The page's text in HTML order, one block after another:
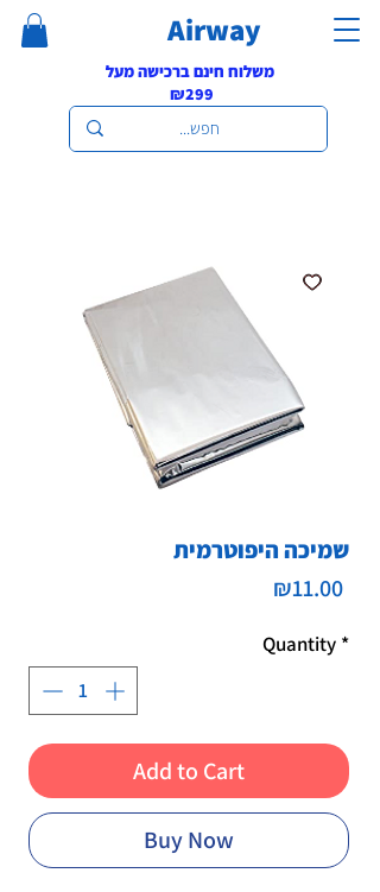
Airway
משלוח חינם ברכישה מעל
₪299
שמיכה היפוטרמית
₪11.00Price
Quantity *
Add to Cart
Buy Now